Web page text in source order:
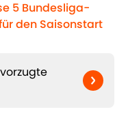
5 Bundesliga-
den Saisonstart